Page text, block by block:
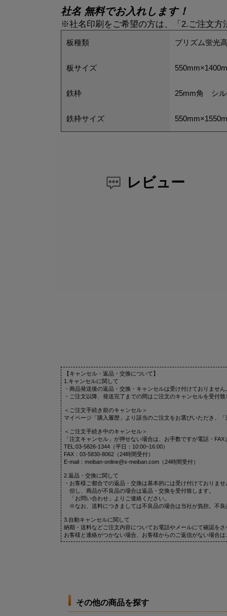
社名 無料でお入れします！
※社名印刷をご希望の方は、「2.ご注文方
板種類 プリズム蛍光
板サイズ
鉄枠 25mm角 シル
鉄枠サイズ
レビュー
【キャンセル・返品・交換について】
1.キャンセルに関して
・商品発送後の返品・交換・キャンセルは受け付けておりません
・ご注文以降、発送完了までの間はご注文のキャンセルを受付致
＜ご注文手続き前のキャンセル＞
マイページ「購入履歴」より該当のご注文をお選びいただき、
＜ご注文手続き中のキャンセル＞
「注文キャンセル」が押せない場合は、お手数ですが電話・
TEL:03-5826-1344（平日：10:00~16:00）
FAX：03-5830-8062（24時間受付）
E-mail：meiban-online@s-meiban.com（24時間受付）
2.返品・交換に関して
・お客様ご都合での返品・交換は基本的には受け付けておりませ
但し、商品が不良品の場合は返品・交換を受付致します。
「お問い合わせ」よりご連絡ください。
※なお、送料につきましては不良品の場合は当社が負担。不良
3.自動キャンセルに関して
納期・送料などご注文内容についてお電話やメールにて確認を
お客様と連絡がつかない場合、お客様からのご返信がない場合
その他の商品を探す